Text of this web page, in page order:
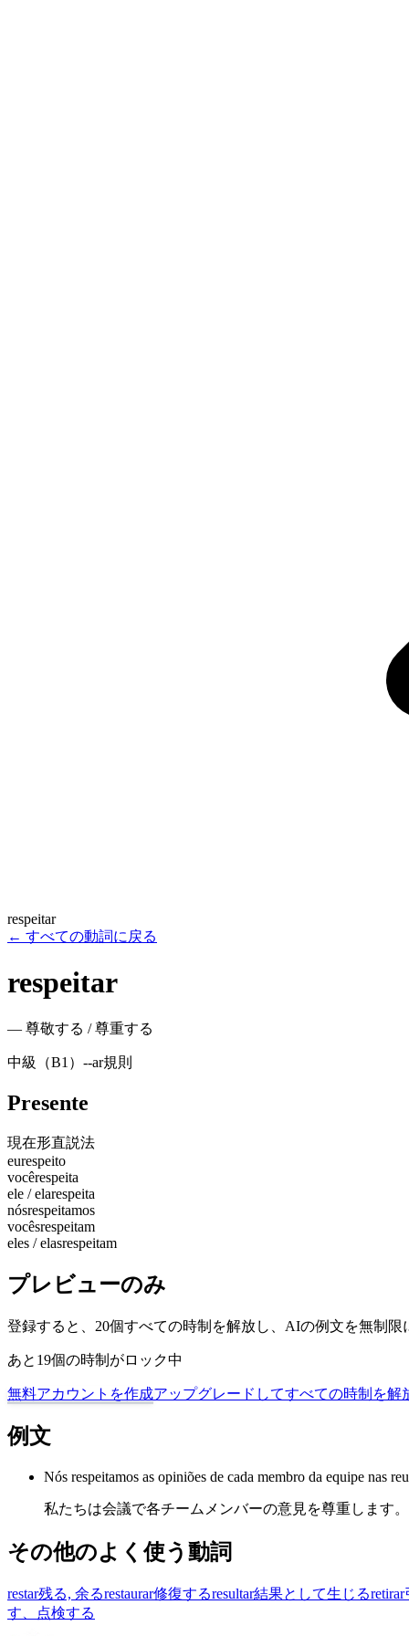
respeitar
← すべての動詞に戻る
respeitar
— 尊敬する / 尊重する
中級（B1） --ar規則
Presente
現在形直説法
eurespeito
vocêrespeita
ele / elarespeita
nósrespeitamos
vocêsrespeitam
eles / elasrespeitam
プレビューのみ
登録すると、20個すべての時制を解放し、AIの例文を無制
あと19個の時制がロック中
無料アカウントを作成アップグレードしてすべての時制を解
例文
Nós respeitamos as opiniões de cada membro da equipe nas
私たちは会議で各チームメンバーの意見を尊重します。
その他のよく使う動詞
restar残る, 余るrestaurar修復するresultar結果として生じるretirar
す、点検する